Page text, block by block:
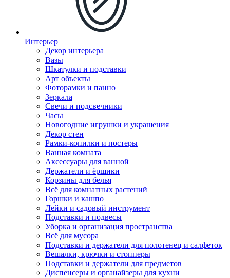
Интерьер
Декор интерьера
Вазы
Шкатулки и подставки
Арт объекты
Фоторамки и панно
Зеркала
Свечи и подсвечники
Часы
Новогодние игрушки и украшения
Декор стен
Рамки-копилки и постеры
Ванная комната
Аксессуары для ванной
Держатели и ёршики
Корзины для белья
Всё для комнатных растений
Горшки и кашпо
Лейки и садовый инструмент
Подставки и подвесы
Уборка и организация пространства
Всё для мусора
Подставки и держатели для полотенец и салфеток
Вешалки, крючки и стопперы
Подставки и держатели для предметов
Диспенсеры и органайзеры для кухни